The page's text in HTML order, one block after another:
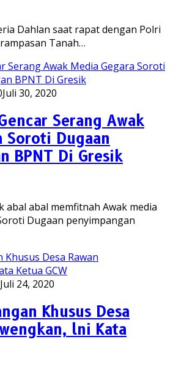
Dahlan saat rapat dengan Polri
Tanah…
Juli 30, 2020
Serang Awak
Soroti Dugaan
BPNT Di Gresik
abal abal memfitnah Awak media
Dugaan penyimpangan
Juli 24, 2020
Khusus Desa
lni Kata